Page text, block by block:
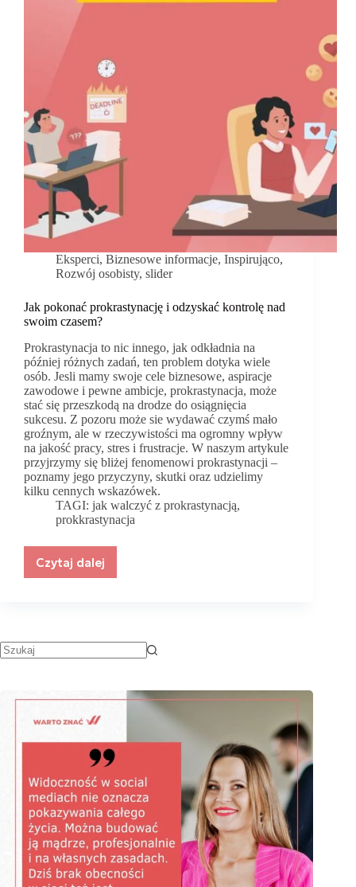
Eksperci, Biznesowe informacje, Inspirująco,
Rozwój osobisty, slider
Jak pokonać prokrastynację i odzyskać kontrolę nad
swoim czasem?
Prokrastynacja to nic innego, jak odkładnia na
później różnych zadań, ten problem dotyka wiele
osób. Jesli mamy swoje cele biznesowe, aspiracje
zawodowe i pewne ambicje, prokrastynacja, może
stać się przeszkodą na drodze do osiągnięcia
sukcesu. Z pozoru może sie wydawać czymś mało
groźnym, ale w rzeczywistości ma ogromny wpływ
na jakość pracy, stres i frustracje. W naszym artykule
przyjrzymy się bliżej fenomenowi prokrastynacji –
poznamy jego przyczyny, skutki oraz udzielimy
kilku cennych wskazówek.
TAGI: jak walczyć z prokrastynacją,
prokkrastynacja
Czytaj dalej
Jak
kontrolę
nad